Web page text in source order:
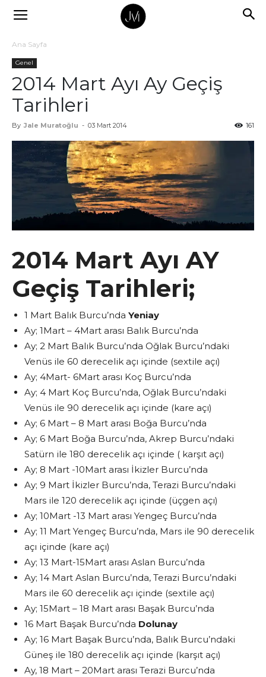
Ana Sayfa
Genel
2014 Mart Ayı Ay Geçiş
Tarihleri
By Jale Muratoğlu - 03 Mart 2014 161
2014 Mart Ayı AY
Geçiş Tarihleri;
1 Mart Balık Burcu’nda Yeniay
Ay; 1Mart – 4Mart arası Balık Burcu’nda
Ay; 2 Mart Balık Burcu’nda Oğlak Burcu’ndaki
Venüs ile 60 derecelik açı içinde (sextile açı)
Ay; 4Mart- 6Mart arası Koç Burcu’nda
Ay; 4 Mart Koç Burcu’nda, Oğlak Burcu’ndaki
Venüs ile 90 derecelik açı içinde (kare açı)
Ay; 6 Mart – 8 Mart arası Boğa Burcu’nda
Ay; 6 Mart Boğa Burcu’nda, Akrep Burcu’ndaki
Satürn ile 180 derecelik açı içinde ( karşıt açı)
Ay; 8 Mart -10Mart arası İkizler Burcu’nda
Ay; 9 Mart İkizler Burcu’nda, Terazi Burcu’ndaki
Mars ile 120 derecelik açı içinde (üçgen açı)
Ay; 10Mart -13 Mart arası Yengeç Burcu’nda
Ay; 11 Mart Yengeç Burcu’nda, Mars ile 90 derecelik
açı içinde (kare açı)
Ay; 13 Mart-15Mart arası Aslan Burcu’nda
Ay; 14 Mart Aslan Burcu’nda, Terazi Burcu’ndaki
Mars ile 60 derecelik açı içinde (sextile açı)
Ay; 15Mart – 18 Mart arası Başak Burcu’nda
16 Mart Başak Burcu’nda Dolunay
Ay; 16 Mart Başak Burcu’nda, Balık Burcu’ndaki
Güneş ile 180 derecelik açı içinde (karşıt açı)
Ay, 18 Mart – 20Mart arası Terazi Burcu’nda